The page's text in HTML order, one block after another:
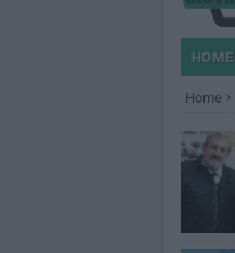
HOME
Home